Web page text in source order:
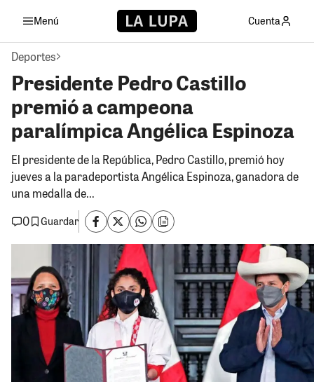
Menú Cuenta
Deportes
Presidente Pedro Castillo
premió a campeona
paralímpica Angélica Espinoza
El presidente de la República, Pedro Castillo, premió hoy
jueves a la paradeportista Angélica Espinoza, ganadora de
una medalla de...
0
Guardar